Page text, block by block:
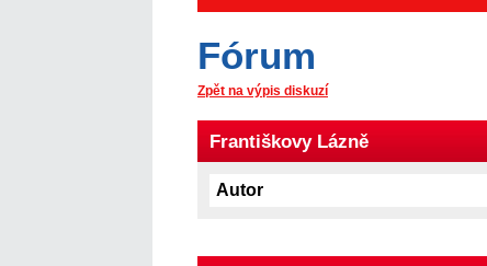
Fórum
Zpět na výpis diskuzí
Františkovy Lázně
Autor